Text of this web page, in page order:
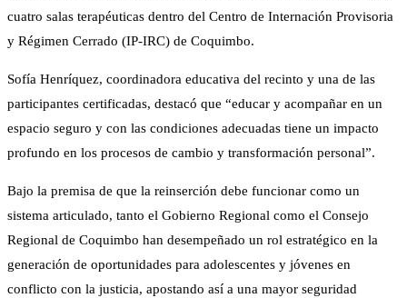
cuatro salas terapéuticas dentro del Centro de Internación Provisoria
y Régimen Cerrado (IP-IRC) de Coquimbo.
Sofía Henríquez, coordinadora educativa del recinto y una de las
participantes certificadas, destacó que “educar y acompañar en un
espacio seguro y con las condiciones adecuadas tiene un impacto
profundo en los procesos de cambio y transformación personal”.
Bajo la premisa de que la reinserción debe funcionar como un
sistema articulado, tanto el Gobierno Regional como el Consejo
Regional de Coquimbo han desempeñado un rol estratégico en la
generación de oportunidades para adolescentes y jóvenes en
conflicto con la justicia, apostando así a una mayor seguridad